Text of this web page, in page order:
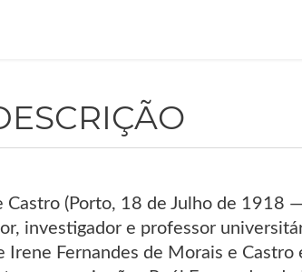
Castro (Porto, 18 de Julho de 1918
investigador e professor
Fernandes de Morais e